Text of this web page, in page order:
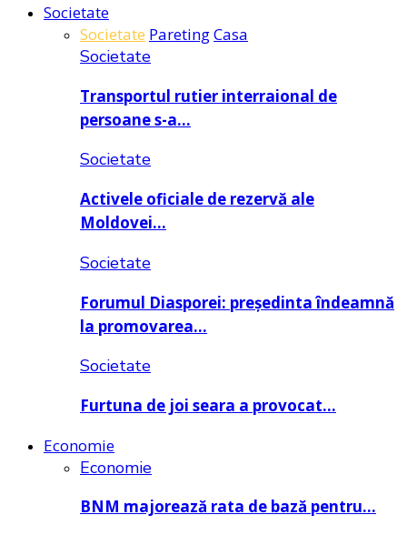
Societate
Societate ParetingCasa
Societate
Transportul rutier interraional de
persoane s-a…
Societate
Activele oficiale de rezervă ale
Moldovei…
Societate
Forumul Diasporei: președinta îndeamnă
la promovarea…
Societate
Furtuna de joi seara a provocat…
Economie
Economie
BNM majorează rata de bază pentru…